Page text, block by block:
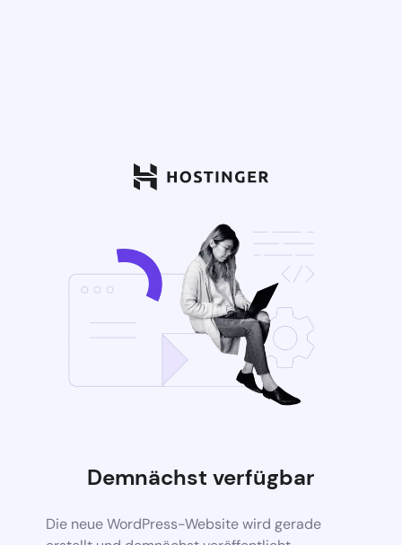
Demnächst verfügbar
Die neue WordPress-Website wird gerade